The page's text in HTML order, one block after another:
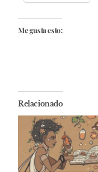
Me gusta esto:
Relacionado